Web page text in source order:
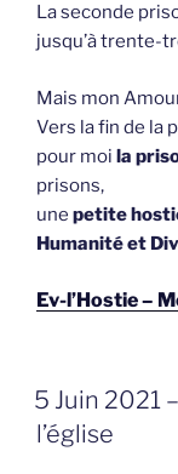
La seconde
jusqu’à trente-
Mais mon
Vers la fin de la
pour moi la
prisons,
une petite
Humanité et
Ev-l’Hostie –
GEPLAATST
OP
5 Juin 2021
l’église